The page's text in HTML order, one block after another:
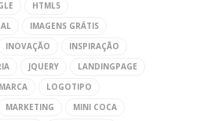
HTML5
IMAGENS GRÁTIS
INOVAÇÃO
INSPIRAÇÃO
JQUERY
LANDINGPAGE
LOGOTIPO
MARKETING
MINI COCA